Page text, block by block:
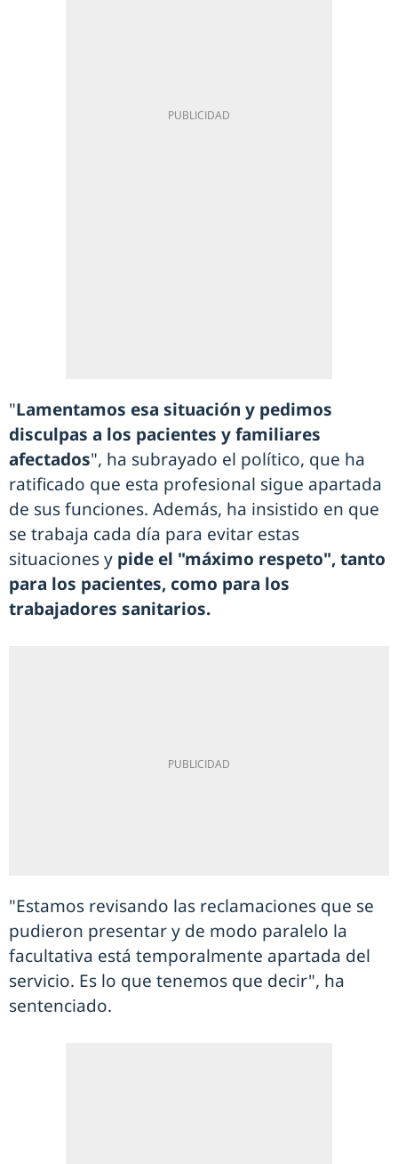
"Lamentamos esa situación y pedimos
disculpas a los pacientes y familiares
afectados", ha subrayado el político, que ha
ratificado que esta profesional sigue apartada
de sus funciones. Además, ha insistido en que
se trabaja cada día para evitar estas
situaciones y pide el "máximo respeto", tanto
para los pacientes, como para los
trabajadores sanitarios.
"Estamos revisando las reclamaciones que se
pudieron presentar y de modo paralelo la
facultativa está temporalmente apartada del
servicio. Es lo que tenemos que decir", ha
sentenciado.